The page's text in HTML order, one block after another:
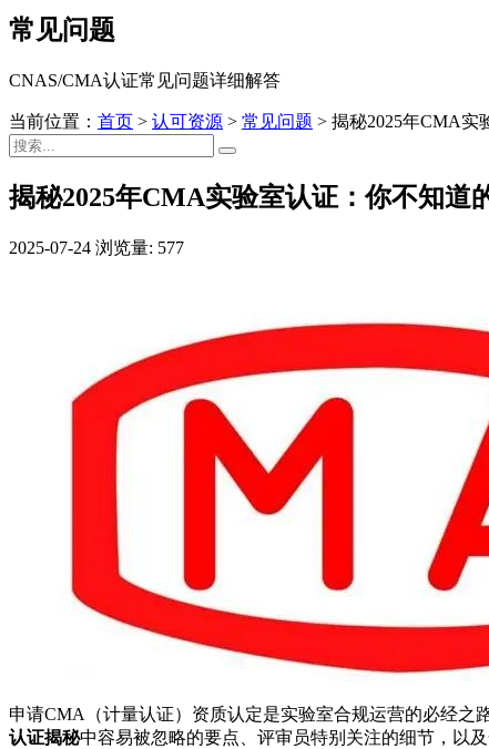
常见问题
CNAS/CMA认证常见问题详细解答
当前位置： 首页 > 认可资源 > 常见问题 > 揭秘2025年CMA实
揭秘2025年CMA实验室认证：你不知道
2025-07-24 浏览量: 577
申请CMA（计量认证）资质认定是实验室合规运营的必经之
认证揭秘中容易被忽略的要点、评审员特别关注的细节，以